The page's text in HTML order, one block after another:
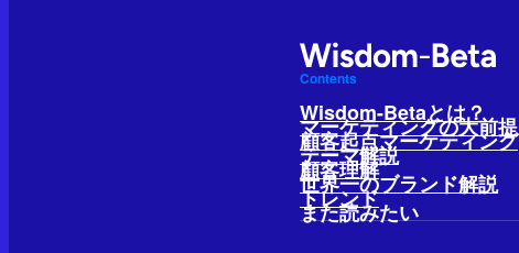
Contents
Wisdom-Betaとは？
マーケティングの大前提
顧客起点マーケティング
テーマ解説
顧客理解
世界一のブランド解説
トレンド
また読みたい